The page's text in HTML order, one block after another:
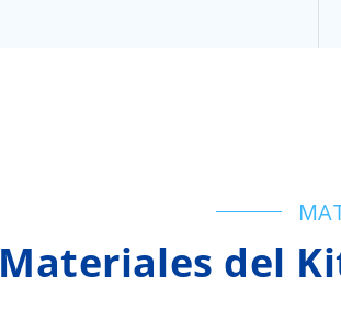
Materiales del